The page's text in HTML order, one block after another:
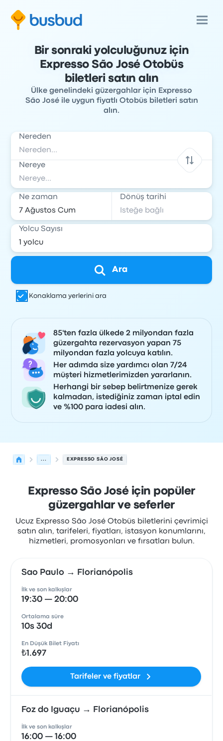
Bir sonraki yolculuğunuz için
Expresso São José Otobüs
biletleri satın alın
Ülke genelindeki güzergahlar için Expresso
São José ile uygun fiyatlı Otobüs biletleri satın
alın.
Nereden
Nereye
Ne zaman Dönüş tarihi
Yolcu Sayısı
Ara
Konaklama yerlerini ara
85'ten fazla ülkede 2 milyondan fazla
güzergahta rezervasyon yapan 75
milyondan fazla yolcuya katılın.
Her adımda size yardımcı olan 7/24
müşteri hizmetlerimizden yararlanın.
Herhangi bir sebep belirtmenize gerek
kalmadan, istediğiniz zaman iptal edin
ve %100 para iadesi alın.
... EXPRESSO SÃO JOSÉ
Expresso São José için popüler
güzergahlar ve seferler
Ucuz Expresso São José Otobüs biletlerini çevrimiçi
satın alın, tarifeleri, fiyatları, istasyon konumlarını,
hizmetleri, promosyonları ve fırsatları bulun.
Sao Paulo → Florianópolis
İlk ve son kalkışlar
19:30 — 20:00
Ortalama süre
10s 30d
En Düşük Bilet Fiyatı
₺1.697
Tarifeler ve fiyatlar
Foz do Iguaçu → Florianópolis
İlk ve son kalkışlar
16:00 — 16:00